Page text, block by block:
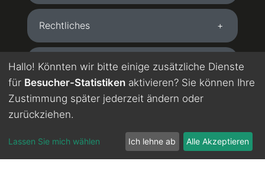
chevron_left Start
festival
Festivals
person
Konto
Rechtliches
Kostenlose App
DE EN
Wird maschinell übersetzt. Englisch in Testphase.
Hallo! Könnten wir bitte einige zusätzliche Dienste
für Besucher-Statistiken aktivieren? Sie können Ihre
Zustimmung später jederzeit ändern oder
zurückziehen.
Lassen Sie mich wählen Ich lehne ab Alle Akzeptieren